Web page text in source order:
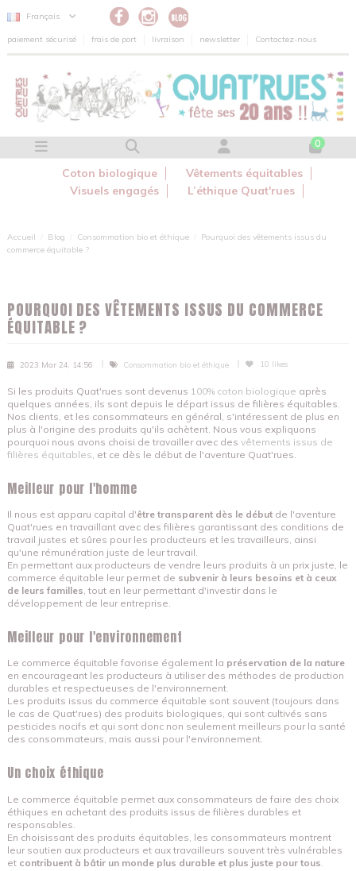
Panneau de gestion des cookies
Français
paiement sécurisé frais de port livraison newsletter Contactez-nous
0
Coton biologique
Vêtements équitables
Visuels engagés
L’éthique Quat'rues
Accueil Blog Consommation bio et éthique
Pourquoi des vêtements issus du
commerce équitable ?
POURQUOI DES VÊTEMENTS ISSUS DU COMMERCE
ÉQUITABLE ?
2023 Mar 24, 14:56 Consommation bio et éthique 10 likes
Si les produits Quat'rues sont devenus 100% coton biologique après
quelques années, ils sont depuis le départ issus de filières équitables.
Nos clients, et les consommateurs en général, s'intéressent de plus en
plus à l'origine des produits qu'ils achètent. Nous vous expliquons
pourquoi nous avons choisi de travailler avec des vêtements issus de
filières équitables, et ce dès le début de l'aventure Quat'rues.
Meilleur pour l'homme
Il nous est apparu capital d'être transparent dès le début de l'aventure
Quat'rues en travaillant avec des filières garantissant des conditions de
travail justes et sûres pour les producteurs et les travailleurs, ainsi
qu'une rémunération juste de leur travail.
En permettant aux producteurs de vendre leurs produits à un prix juste, le
commerce équitable leur permet de subvenir à leurs besoins et à ceux
de leurs familles, tout en leur permettant d'investir dans le
développement de leur entreprise.
Meilleur pour l'environnement
Le commerce équitable favorise également la préservation de la nature
en encourageant les producteurs à utiliser des méthodes de production
durables et respectueuses de l'environnement.
Les produits issus du commerce équitable sont souvent (toujours dans
le cas de Quat'rues) des produits biologiques, qui sont cultivés sans
pesticides nocifs et qui sont donc non seulement meilleurs pour la santé
des consommateurs, mais aussi pour l'environnement.
Un choix éthique
Le commerce équitable permet aux consommateurs de faire des choix
éthiques en achetant des produits issus de filières durables et
responsables.
En choisissant des produits équitables, les consommateurs montrent
leur soutien aux producteurs et aux travailleurs souvent très vulnérables
et contribuent à bâtir un monde plus durable et plus juste pour tous